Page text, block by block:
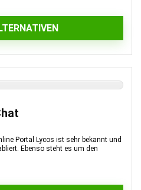
Portal Lycos ist sehr bekannt und
Ebenso steht es um den